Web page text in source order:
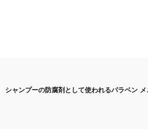
シャンプーの防腐剤として使われるパラベン